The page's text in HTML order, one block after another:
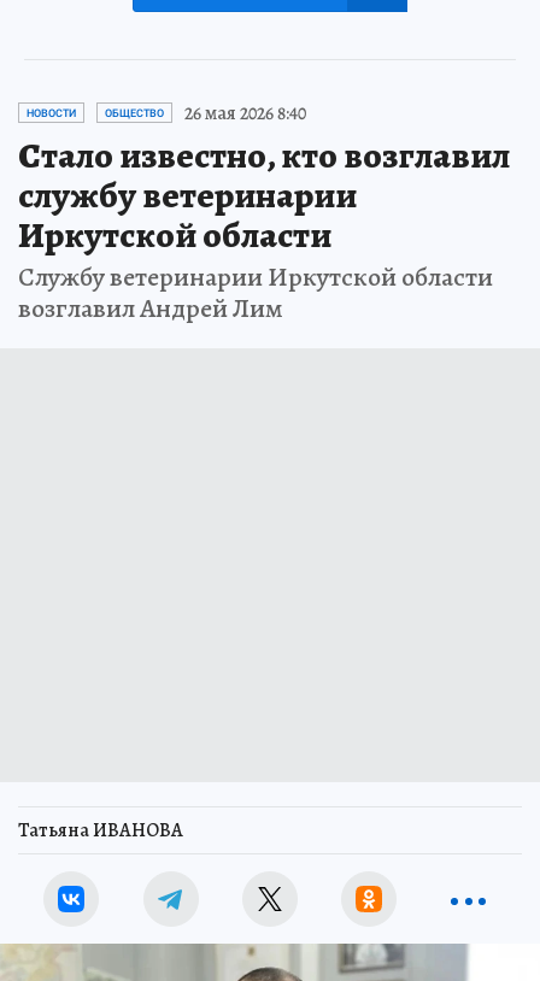
НОВОСТИ ОБЩЕСТВО 26 мая 2026 8:40
Стало известно, кто возглавил
службу ветеринарии
Иркутской области
Службу ветеринарии Иркутской области
возглавил Андрей Лим
Татьяна ИВАНОВА